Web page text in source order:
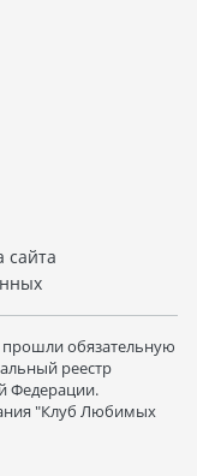
сайта
прошли обязательную
реестр
Федерации.
"Клуб Любимых